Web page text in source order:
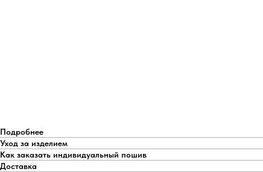
Подробнее
Уход за изделием
Как заказать индивидуальный пошив
Доставка